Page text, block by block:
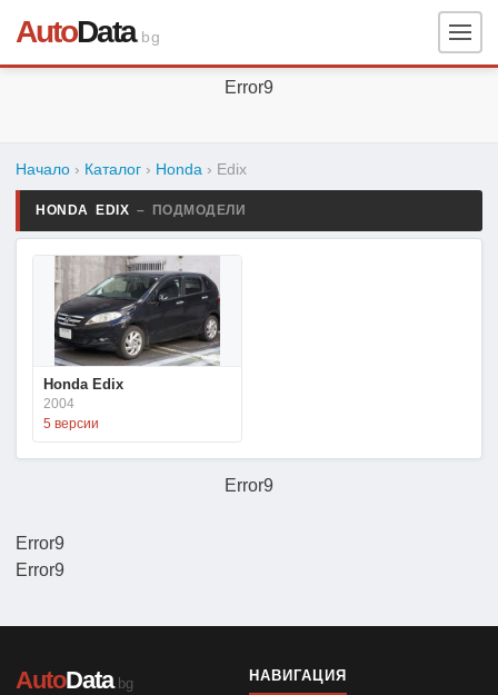
AutoData.bg
Error9
Error9
Начало › Каталог › Honda › Edix
HONDA EDIX – ПОДМОДЕЛИ
Honda Edix
2004
5 версии
Error9
Error9
AutoData.bg НАВИГАЦИЯ